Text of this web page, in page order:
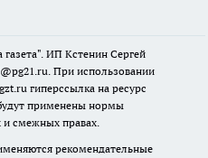
ИП Кстенин Сергей
При использовании
гиперссылка на ресурс
применены нормы
и смежных правах.
рекомендательные